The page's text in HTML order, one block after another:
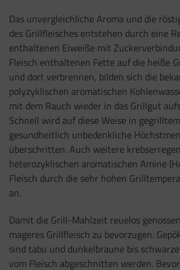
Das unvergleichliche Aroma und die
des Grillfleisches entstehen durch eine
enthaltenen Eiweiße mit
Fleisch enthaltenen Fette auf die heiße
und dort verbrennen, bilden sich die
polyzyklischen aromatischen
mit dem Rauch wieder in das Grillgut
Schnell wird auf diese Weise in
gesundheitlich unbedenkliche
überschritten. Auch weitere
heterozyklischen aromatischen Amine
Fleisch durch die sehr hohen
an.
Damit die Grill-Mahlzeit reuelos
mageres Grillfleisch zu bevorzugen.
sind tabu und dunkelbraune bis
vom Fleisch abgeschnitten werden.